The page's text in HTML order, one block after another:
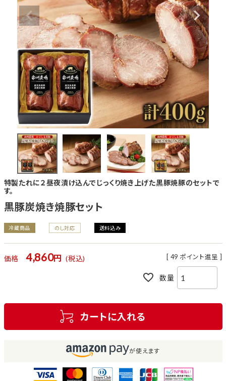
特製たれに２昼夜漬け込んでじっくり焼き上げた黒豚焼豚のセットで
す。
黒豚炭焼き焼豚セット
冷蔵商品 のし対応 送料込み
価格 4,860 税込 [ 49 ポイント進呈 ]
カートに入れる
が使えます